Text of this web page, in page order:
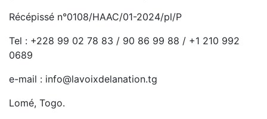
Récépissé n°0108/HAAC/01-2024/pl/P
Tel : +228 99 02 78 83 / 90 86 99 88 / +1 210 992
0689
e-mail : info@lavoixdelanation.tg
Lomé, Togo.